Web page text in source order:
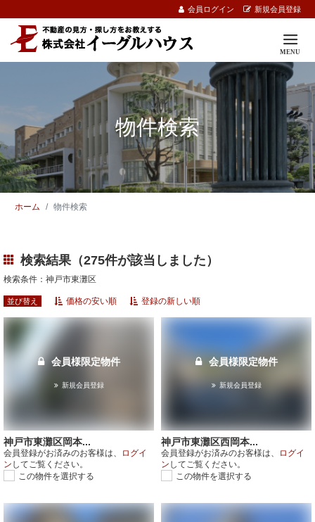
会員ログイン 新規会員登録
物件検索
ホーム 物件検索
検索結果（275件が該当しました）
検索条件：神戸市東灘区
並び替え 価格の安い順 登録の新しい順
会員様限定物件
新規会員登録
神戸市東灘区岡本...
会員登録がお済みのお客様は、
ログイ
ン してご覧ください。
この物件を選択する
会員様限定物件
新規会員登録
神戸市東灘区西岡本...
会員登録がお済みのお客様は、
ログイ
ン してご覧ください。
この物件を選択する